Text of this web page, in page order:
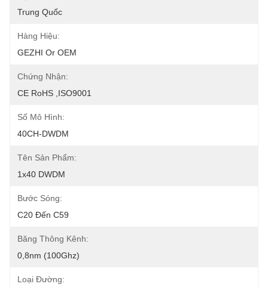
Trung Quốc
Hàng Hiệu:
GEZHI Or OEM
Chứng Nhận:
CE RoHS ,ISO9001
Số Mô Hình:
40CH-DWDM
Tên Sản Phẩm:
1x40 DWDM
Bước Sóng:
C20 Đến C59
Băng Thông Kênh:
0,8nm (100Ghz)
Loại Đường: